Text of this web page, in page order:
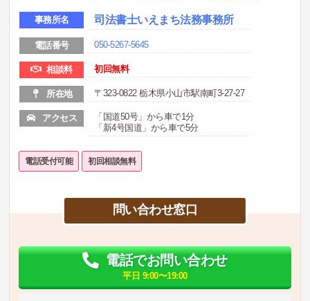
事務所名 司法書士いえまち法務事務所
電話番号 050-5267-5645
相談料 初回無料
所在地 〒323-0822 栃木県小山市駅南町3-27-27
アクセス
「国道50号」から車で1分
「新4号国道」から車で5分
電話受付可能 初回相談無料
問い合わせ窓口
電話でお問い合わせ
平日 9:00〜19:00